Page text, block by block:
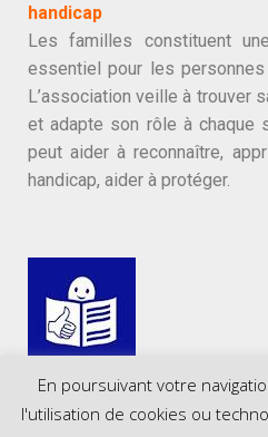
handicap
Les familles constituent
essentiel pour les personnes
L’association veille à trouver
et adapte son rôle à chaque
peut aider à reconnaître,
handicap, aider à protéger.
LIRE
En poursuivant votre
l'utilisation de cookies ou